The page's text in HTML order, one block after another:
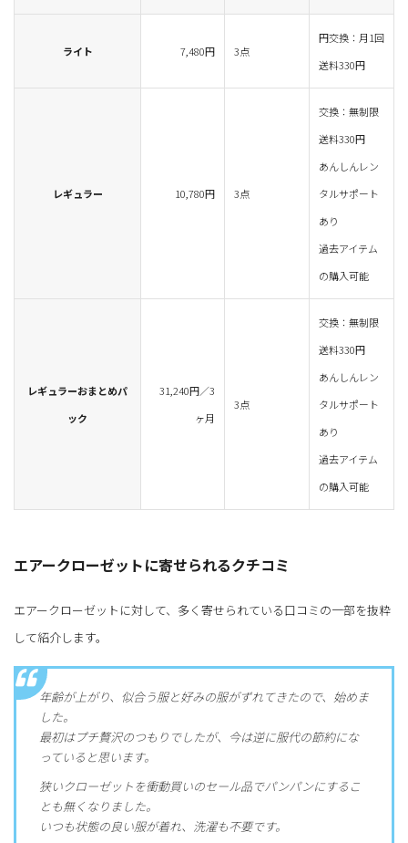
ライト 7,480円 3点
円交換：月1回
送料330円
レギュラー 10,780円 3点
交換：無制限
送料330円
あんしんレン
タルサポート
あり
過去アイテム
の購入可能
レギュラーおまとめパ
ック
31,240円／3
ヶ月
3点
交換：無制限
送料330円
あんしんレン
タルサポート
あり
過去アイテム
の購入可能
エアークローゼットに寄せられるクチコミ
エアークローゼットに対して、多く寄せられている口コミの一部を抜粋
して紹介します。
年齢が上がり、似合う服と好みの服がずれてきたので、始めま
した。
最初はプチ贅沢のつもりでしたが、今は逆に服代の節約にな
っていると思います。
狭いクローゼットを衝動買いのセール品でパンパンにするこ
とも無くなりました。
いつも状態の良い服が着れ、洗濯も不要です。